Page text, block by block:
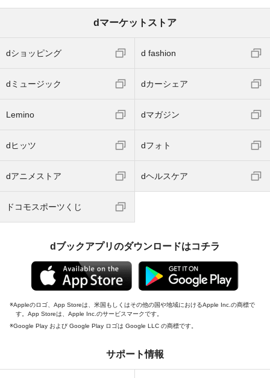
dマーケットストア
dショッピング d fashion
dミュージック dカーシェア
Lemino dマガジン
dヒッツ dフォト
dアニメストア dヘルスケア
ドコモスポーツくじ
dブックアプリのダウンロードはコチラ
Appleのロゴ、App Storeは、米国もしくはその他の国や地域におけるApple Inc.の商標で
す。App Storeは、Apple Inc.のサービスマークです。
Google Play および Google Play ロゴは Google LLC の商標です。
サポート情報